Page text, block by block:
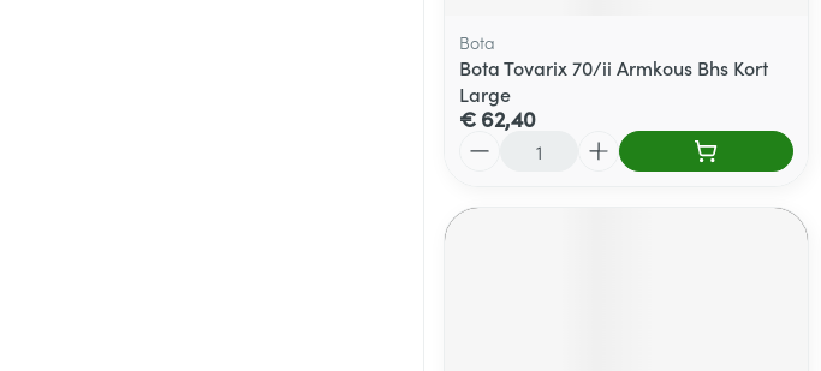
Bota
Bota Tovarix 70/ii Armkous Bhs Kort
Large
€ 62,40